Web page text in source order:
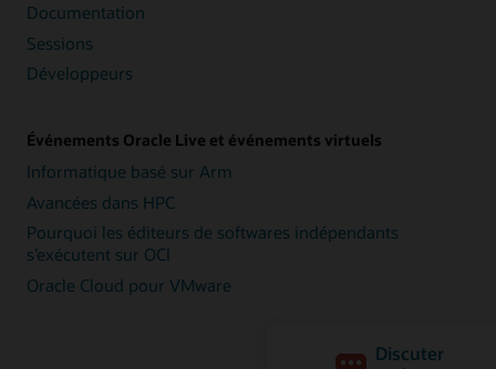
Documentation
Sessions
Développeurs
Événements Oracle Live et événements virtuels
Informatique basé sur Arm
Avancées dans HPC
Pourquoi les éditeurs de softwares indépendants
s’exécutent sur OCI
Oracle Cloud pour VMware